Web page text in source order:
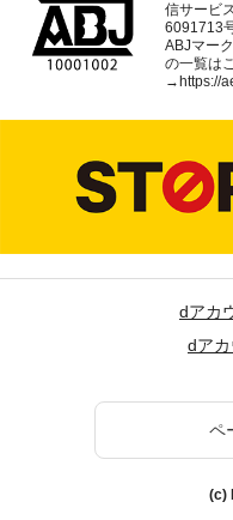
信サービ
6091713
ABJマー
の一覧は
→ https://
dアカ
dア
ペ
(c)